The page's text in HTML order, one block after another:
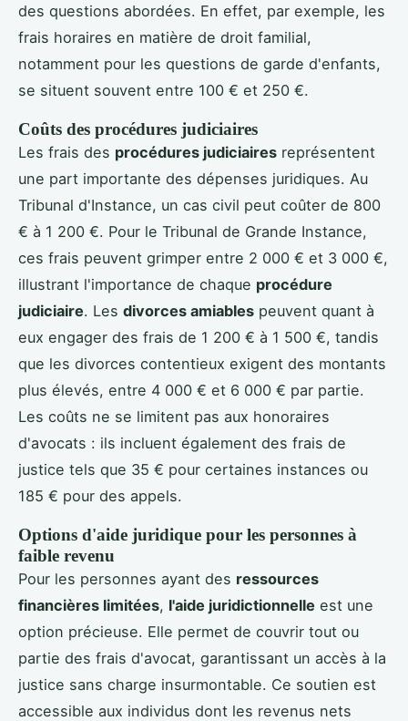
des questions abordées. En effet, par exemple, les
frais horaires en matière de droit familial,
notamment pour les questions de garde d'enfants,
se situent souvent entre 100 € et 250 €.
Coûts des procédures judiciaires
Les frais des procédures judiciaires représentent
une part importante des dépenses juridiques. Au
Tribunal d'Instance, un cas civil peut coûter de 800
€ à 1 200 €. Pour le Tribunal de Grande Instance,
ces frais peuvent grimper entre 2 000 € et 3 000 €,
illustrant l'importance de chaque procédure
judiciaire. Les divorces amiables peuvent quant à
eux engager des frais de 1 200 € à 1 500 €, tandis
que les divorces contentieux exigent des montants
plus élevés, entre 4 000 € et 6 000 € par partie.
Les coûts ne se limitent pas aux honoraires
d'avocats : ils incluent également des frais de
justice tels que 35 € pour certaines instances ou
185 € pour des appels.
Options d'aide juridique pour les personnes à
faible revenu
Pour les personnes ayant des ressources
financières limitées, l'aide juridictionnelle est une
option précieuse. Elle permet de couvrir tout ou
partie des frais d'avocat, garantissant un accès à la
justice sans charge insurmontable. Ce soutien est
accessible aux individus dont les revenus nets